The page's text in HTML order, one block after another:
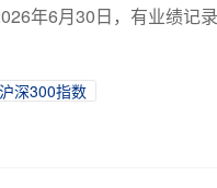
年6月30日，有业绩记
沪深300指数